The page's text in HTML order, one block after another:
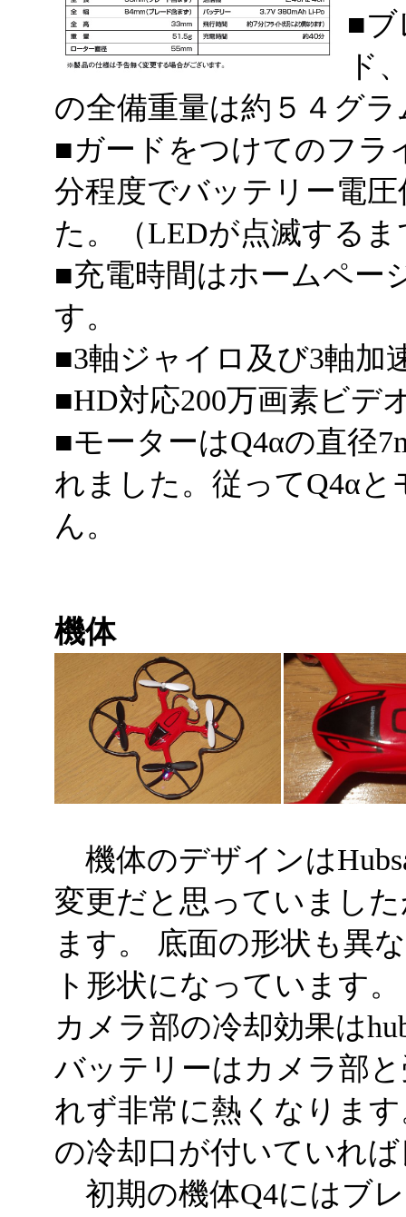
■ブ
ド
の全備重量は約５４グ
■ガードをつけてのフラ
分程度でバッテリー電
た。（LEDが点滅する
■充電時間はホームペー
す。
■3軸ジャイロ及び3軸加
■HD対応200万画素ビデ
■モーターはQ4αの直径
れました。従ってQ4α
ん。
機体
機体のデザインは
変更だと思っていまし
ます。 底面の形状も異
ト形状になっています。
カメラ部の冷却効果は
バッテリーはカメラ部
れず非常に熱くなりま
の冷却口が付いていれ
初期の機体Q4にはブ